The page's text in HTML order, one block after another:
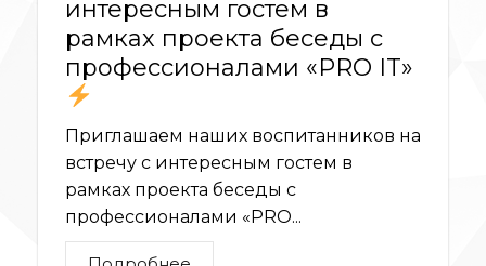
интересным гостем в
рамках проекта беседы с
профессионалами «PRO IT»
Приглашаем наших воспитанников на
встречу с интересным гостем в
рамках проекта беседы с
профессионалами «PRO...